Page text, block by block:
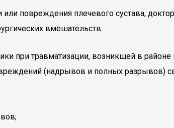
или повреждения плечевого сустава,
вмешательств:
при травматизации, возникшей в
(надрывов и полных разрывов)